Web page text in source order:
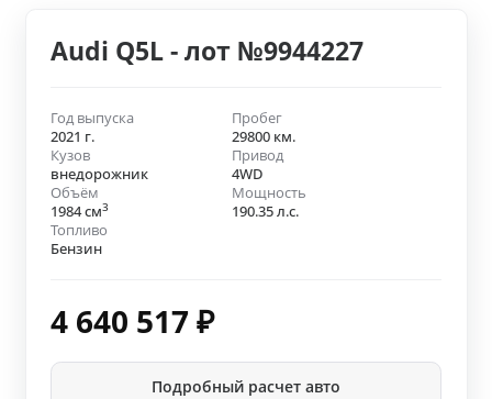
Audi Q5L - лот №9944227
Год выпуска
2021 г.
Пробег
29800 км.
Кузов
внедорожник
Привод
4WD
Объём
1984 см3
Мощность
190.35 л.с.
Топливо
Бензин
4 640 517 ₽
Подробный расчет авто